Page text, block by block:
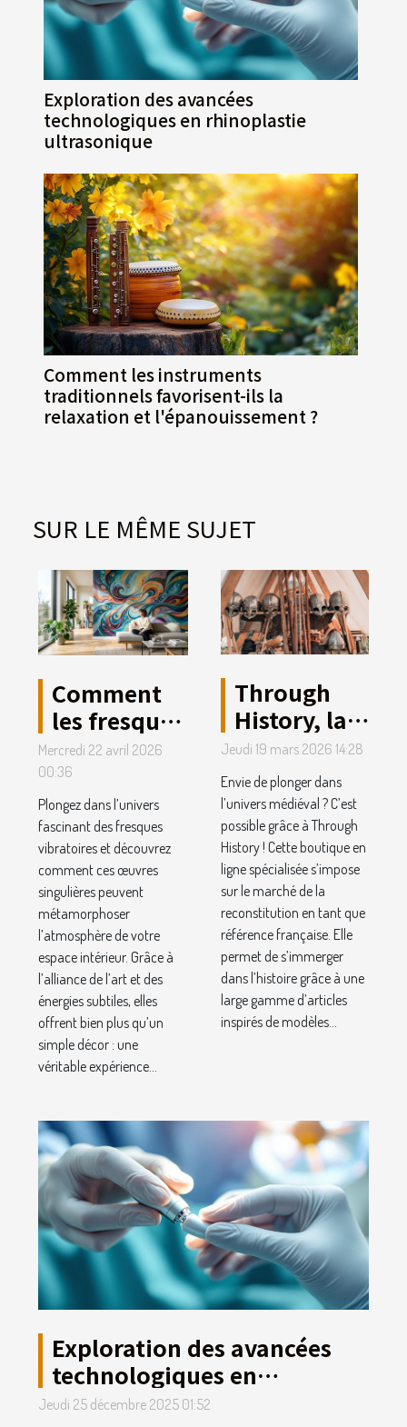
Exploration des avancées
technologiques en rhinoplastie
ultrasonique
Comment les instruments
traditionnels favorisent-ils la
relaxation et l'épanouissement ?
SUR LE MÊME SUJET
Comment
les fresques
vibratoires
peuvent
transformer
votre
espace
intérieur ?
Mercredi 22 avril 2026
00:36
Plongez dans l’univers
fascinant des fresques
vibratoires et découvrez
comment ces œuvres
singulières peuvent
métamorphoser
l’atmosphère de votre
espace intérieur. Grâce à
l’alliance de l’art et des
énergies subtiles, elles
offrent bien plus qu’un
simple décor : une
véritable expérience...
Through
History, la
boutique
médiévale
préférée
des
Français !
Jeudi 19 mars 2026 14:28
Envie de plonger dans
l’univers médiéval ? C’est
possible grâce à Through
History ! Cette boutique en
ligne spécialisée s’impose
sur le marché de la
reconstitution en tant que
référence française. Elle
permet de s’immerger
dans l’histoire grâce à une
large gamme d’articles
inspirés de modèles...
Exploration des avancées
technologiques en
rhinoplastie ultrasonique
Jeudi 25 décembre 2025 01:52